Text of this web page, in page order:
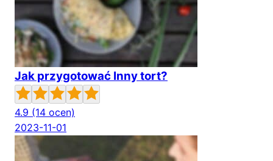
Jak przygotować Inny tort?
4.9 (14 ocen)
2023-11-01